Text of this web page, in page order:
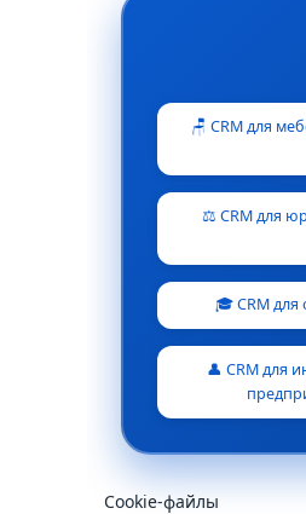
🪑 CRM для
⚖️ CRM для
🎓 CRM
👤 CRM для
Cookie-файлы